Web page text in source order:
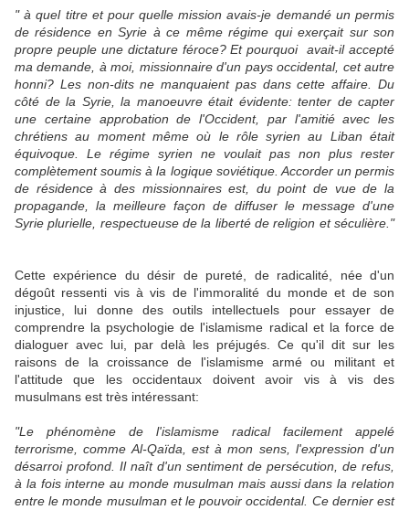
" à quel titre et pour quelle mission avais-je demandé un permis
de résidence en Syrie à ce même régime qui exerçait sur son
propre peuple une dictature féroce? Et pourquoi avait-il accepté
ma demande, à moi, missionnaire d'un pays occidental, cet autre
honni? Les non-dits ne manquaient pas dans cette affaire. Du
côté de la Syrie, la manoeuvre était évidente: tenter de capter
une certaine approbation de l'Occident, par l'amitié avec les
chrétiens au moment même où le rôle syrien au Liban était
équivoque. Le régime syrien ne voulait pas non plus rester
complètement soumis à la logique soviétique. Accorder un permis
de résidence à des missionnaires est, du point de vue de la
propagande, la meilleure façon de diffuser le message d'une
Syrie plurielle, respectueuse de la liberté de religion et séculière."
Cette expérience du désir de pureté, de radicalité, née d'un
dégoût ressenti vis à vis de l'immoralité du monde et de son
injustice, lui donne des outils intellectuels pour essayer de
comprendre la psychologie de l'islamisme radical et la force de
dialoguer avec lui, par delà les préjugés. Ce qu'il dit sur les
raisons de la croissance de l'islamisme armé ou militant et
l'attitude que les occidentaux doivent avoir vis à vis des
musulmans est très intéressant:
"Le phénomène de l'islamisme radical facilement appelé
terrorisme, comme Al-Qaïda, est à mon sens, l'expression d'un
désarroi profond. Il naît d'un sentiment de persécution, de refus,
à la fois interne au monde musulman mais aussi dans la relation
entre le monde musulman et le pouvoir occidental. Ce dernier est